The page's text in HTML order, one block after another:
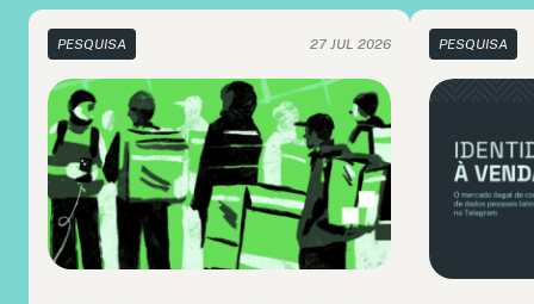
PESQUISA 27 JUL 2026 PESQUISA